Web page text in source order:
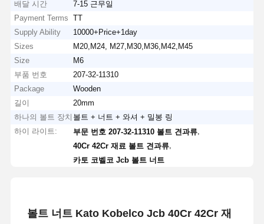
배달 시간
7-15 근무일
Payment Terms
TT
Supply Ability
10000+Price+1day
Sizes
M20,M24, M27,M30,M36,M42,M45
Size
M6
부품 번호
207-32-11310
Package
Wooden
길이
20mm
하나의 볼트 장치 볼트 + 너트 + 와셔 + 밀봉 링
하이 라이트:
부문 번호 207-32-11310 볼트 견과류
40Cr 42Cr 재료 볼트 견과류
카토 코벨코 Jcb 볼트 너트
볼트 너트 Kato Kobelco Jcb 40Cr 42Cr 재